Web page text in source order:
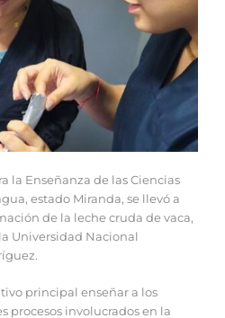
la Enseñanza de las Ciencias
estado Miranda, se llevó a
de la leche cruda de vaca,
Universidad Nacional
principal enseñar a los
procesos involucrados en la